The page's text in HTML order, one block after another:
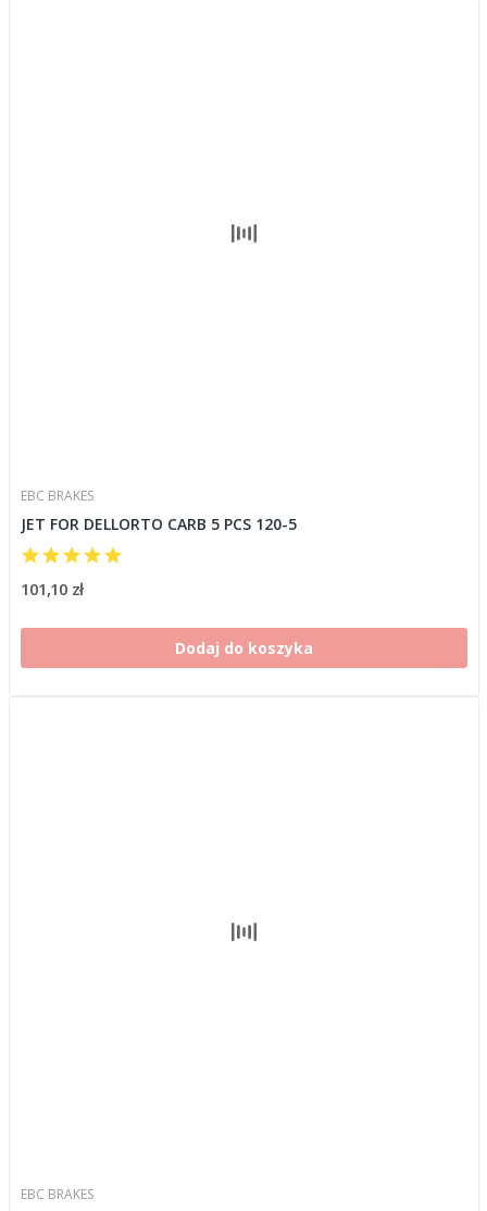
EBC BRAKES
JET FOR DELLORTO CARB 5 PCS 120-5
101,10 zł
Dodaj do koszyka
EBC BRAKES